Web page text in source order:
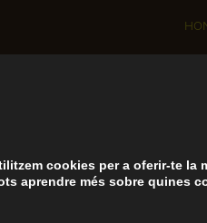
cookies per a oferir-te la
aprendre més sobre quines